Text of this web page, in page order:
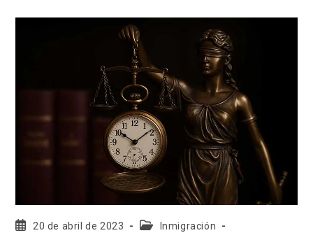
20 de abril de 2023
Inmigración